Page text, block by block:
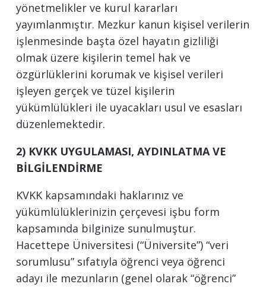
yönetmelikler ve kurul kararları
yayımlanmıştır. Mezkur kanun kişisel verilerin
işlenmesinde başta özel hayatın gizliliği
olmak üzere kişilerin temel hak ve
özgürlüklerini korumak ve kişisel verileri
işleyen gerçek ve tüzel kişilerin
yükümlülükleri ile uyacakları usul ve esasları
düzenlemektedir.
2) KVKK UYGULAMASI, AYDINLATMA VE
BİLGİLENDİRME
KVKK kapsamındaki haklarınız ve
yükümlülüklerinizin çerçevesi işbu form
kapsamında bilginize sunulmuştur.
Hacettepe Üniversitesi (“Üniversite”) “veri
sorumlusu” sıfatıyla öğrenci veya öğrenci
adayı ile mezunların (genel olarak “öğrenci”